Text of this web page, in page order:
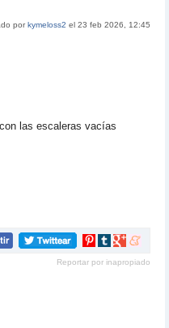
porkymeloss2 el 23 feb 2026, 12:45
las escaleras vacías
Compartir
Pinterest
Compartir
tumblr
Compartir
Google+
Compartir
meneame
Reportar por inapropiado